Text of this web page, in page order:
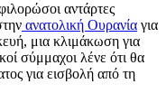
αντάρτες
ανατολική Ουρανία για
μια κλιμάκωση για
σύμμαχοι λένε ότι θα
για εισβολή από τη